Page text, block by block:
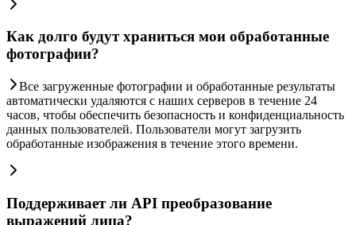
Как долго будут храниться мои обработанные
фотографии?
Все загруженные фотографии и обработанные результаты
автоматически удаляются с наших серверов в течение 24
часов, чтобы обеспечить безопасность и конфиденциальность
данных пользователей. Пользователи могут загрузить
обработанные изображения в течение этого времени.
Поддерживает ли API преобразование
выражений лица?